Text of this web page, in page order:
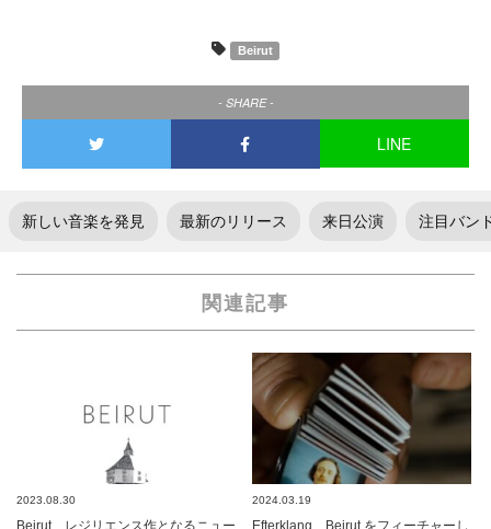
Beirut
- SHARE -
LINE
新しい音楽を発見 最新のリリース 来日公演 注目バン
関連記事
2023.08.30
Beirut、レジリエンス作となるニュー
2024.03.19
Efterklang、Beirut をフィーチャーし